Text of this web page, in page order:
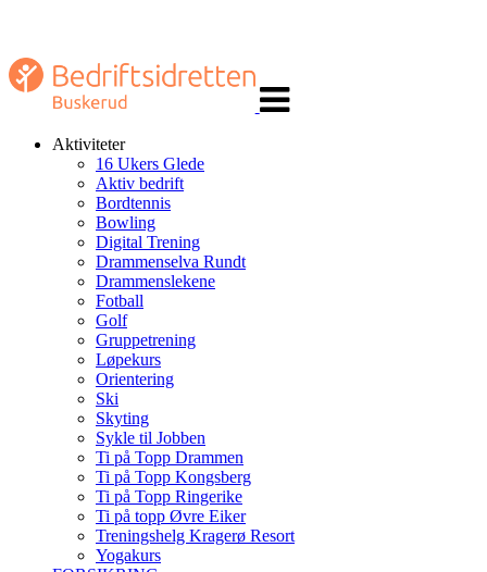
navigasjon
Aktiviteter
16 Ukers Glede
Aktiv bedrift
Bordtennis
Bowling
Digital Trening
Drammenselva Rundt
Drammenslekene
Fotball
Golf
Gruppetrening
Løpekurs
Orientering
Ski
Skyting
Sykle til Jobben
Ti på Topp Drammen
Ti på Topp Kongsberg
Ti på Topp Ringerike
Ti på topp Øvre Eiker
Treningshelg Kragerø Resort
Yogakurs